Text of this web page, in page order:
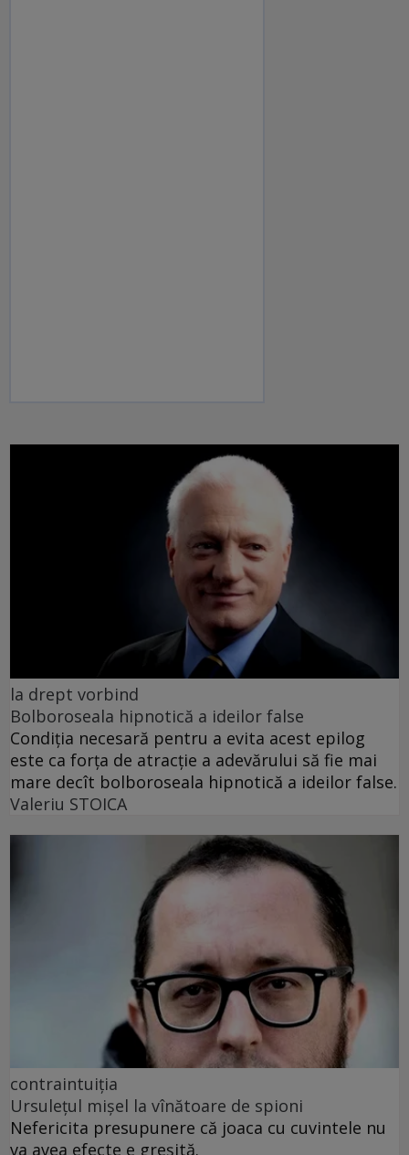
la drept vorbind
Bolboroseala hipnotică a ideilor false
Condiția necesară pentru a evita acest epilog
este ca forța de atracție a adevărului să fie mai
mare decît bolboroseala hipnotică a ideilor false.
Valeriu STOICA
contraintuiția
Ursulețul mișel la vînătoare de spioni
Nefericita presupunere că joaca cu cuvintele nu
va avea efecte e greșită.